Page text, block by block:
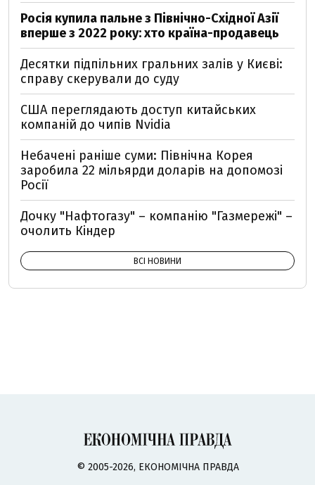
Росія купила пальне з Північно-Східної Азії
вперше з 2022 року: хто країна-продавець
Десятки підпільних гральних залів у Києві:
справу скерували до суду
США переглядають доступ китайських
компаній до чипів Nvidia
Небачені раніше суми: Північна Корея
заробила 22 мільярди доларів на допомозі
Росії
Дочку "Нафтогазу" – компанію "Газмережі" –
очолить Кіндер
ВСІ НОВИНИ
© 2005-2026, ЕКОНОМІЧНА ПРАВДА